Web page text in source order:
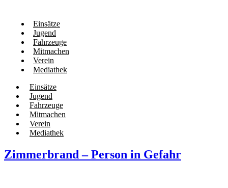
Einsätze
Jugend
Fahrzeuge
Mitmachen
Verein
Mediathek
Einsätze
Jugend
Fahrzeuge
Mitmachen
Verein
Mediathek
Zimmerbrand – Person in Gefahr